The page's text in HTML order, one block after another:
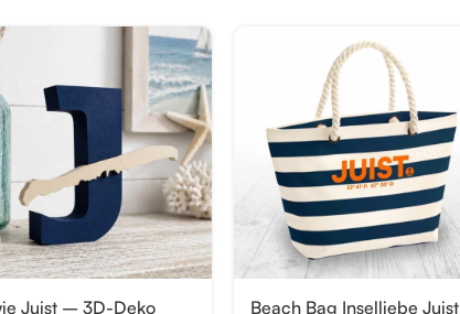
Juist – 3D-Deko
Beach Bag Inselliebe Juist